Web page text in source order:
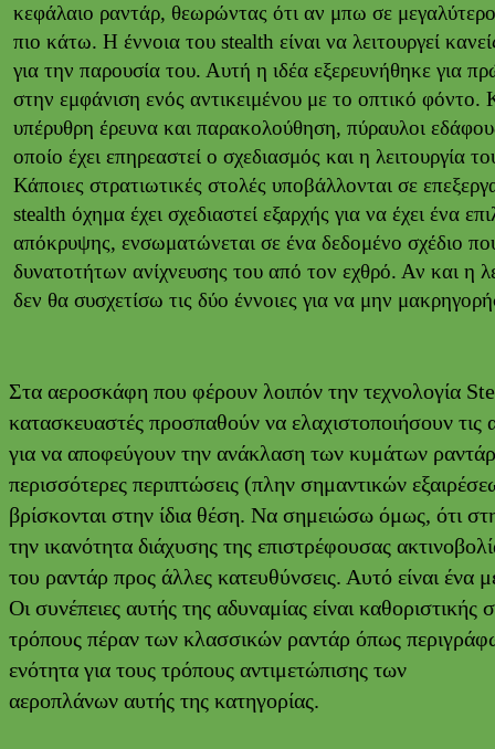
κεφάλαιο ραντάρ, θεωρώντας ότι αν μπω σε
πιο κάτω. Η έννοια του stealth είναι να λειτουργεί
για την παρουσία του. Αυτή η ιδέα εξερευνήθηκε για
στην εμφάνιση ενός αντικειμένου με το οπτικό
υπέρυθρη έρευνα και παρακολούθηση, πύραυλοι
οποίο έχει επηρεαστεί ο σχεδιασμός και η
Κάποιες στρατιωτικές στολές υποβάλλονται σε
stealth όχημα έχει σχεδιαστεί εξαρχής για να έχει ένα
απόκρυψης, ενσωματώνεται σε ένα δεδομένο σχέδιο
δυνατοτήτων ανίχνευσης του από τον εχθρό. Αν και η
δεν θα συσχετίσω τις δύο έννοιες για να μην
Στα αεροσκάφη που φέρουν λοιπόν την τεχνολογία
κατασκευαστές προσπαθούν να ελαχιστοποιήσουν τις
για να αποφεύγουν την ανάκλαση των κυμάτων
περισσότερες περιπτώσεις (πλην σημαντικών
βρίσκονται στην ίδια θέση. Να σημειώσω όμως, ότι
την ικανότητα διάχυσης της επιστρέφουσας
του ραντάρ προς άλλες κατευθύνσεις. Αυτό είναι ένα
Οι συνέπειες αυτής της αδυναμίας είναι
τρόπους πέραν των κλασσικών ραντάρ όπως
ενότητα για τους τρόπους αντιμετώπισης των
αεροπλάνων αυτής της κατηγορίας.